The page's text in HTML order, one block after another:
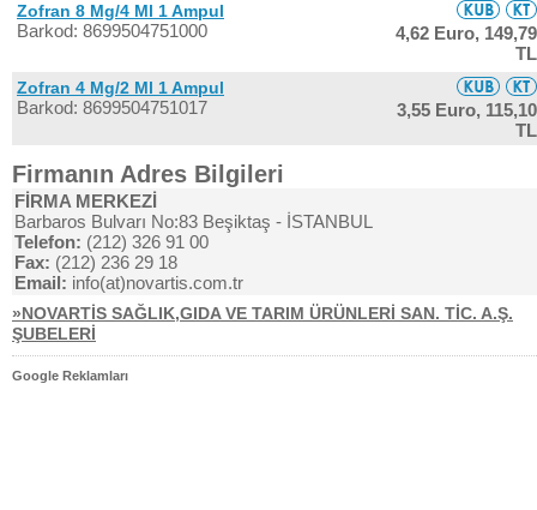
Zofran 8 Mg/4 Ml 1 Ampul
Barkod: 8699504751000 4,62 Euro, 149,79
TL
Zofran 4 Mg/2 Ml 1 Ampul
Barkod: 8699504751017 3,55 Euro, 115,10
TL
Firmanın Adres Bilgileri
FİRMA MERKEZİ
Barbaros Bulvarı No:83 Beşiktaş - İSTANBUL
Telefon: (212) 326 91 00
Fax: (212) 236 29 18
Email: info(at)novartis.com.tr
»NOVARTİS SAĞLIK,GIDA VE TARIM ÜRÜNLERİ SAN. TİC. A.Ş.
ŞUBELERİ
Google Reklamları